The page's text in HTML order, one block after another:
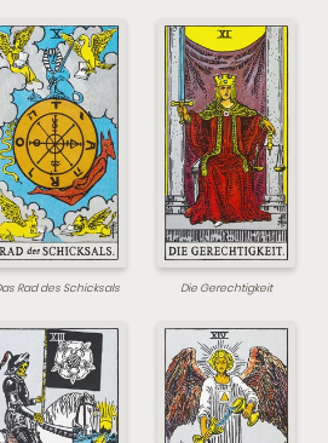
Rad des Schicksals Die Gerechtigkeit